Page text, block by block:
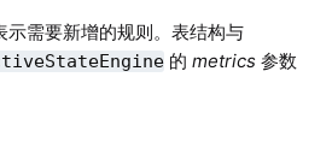
需要新增的规则。表结构与
的 metrics参数